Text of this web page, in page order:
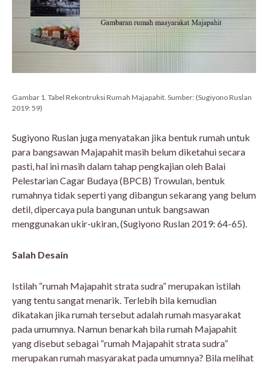
Gambar 1. Tabel Rekontruksi Rumah Majapahit. Sumber: (Sugiyono Ruslan
2019: 59)
Sugiyono Ruslan juga menyatakan jika bentuk rumah untuk
para bangsawan Majapahit masih belum diketahui secara
pasti, hal ini masih dalam tahap pengkajian oleh Balai
Pelestarian Cagar Budaya (BPCB) Trowulan, bentuk
rumahnya tidak seperti yang dibangun sekarang yang belum
detil, dipercaya pula bangunan untuk bangsawan
menggunakan ukir-ukiran, (Sugiyono Ruslan 2019: 64-65).
Salah Desain
Istilah “rumah Majapahit strata sudra” merupakan istilah
yang tentu sangat menarik. Terlebih bila kemudian
dikatakan jika rumah tersebut adalah rumah masyarakat
pada umumnya. Namun benarkah bila rumah Majapahit
yang disebut sebagai “rumah Majapahit strata sudra”
merupakan rumah masyarakat pada umumnya? Bila melihat